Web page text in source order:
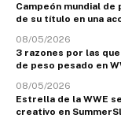
Campeón mundial
de su título en una
08/05/2026
3 razones por las
de peso pesado en
08/05/2026
Estrella de la WWE
creativo en